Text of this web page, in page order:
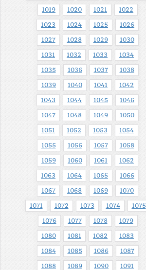
1019 1020 1021 1022
1023 1024 1025 1026
1027 1028 1029 1030
1031 1032 1033 1034
1035 1036 1037 1038
1039 1040 1041 1042
1043 1044 1045 1046
1047 1048 1049 1050
1051 1052 1053 1054
1055 1056 1057 1058
1059 1060 1061 1062
1063 1064 1065 1066
1067 1068 1069 1070
1071 1072 1073 1074 1075
1076 1077 1078 1079
1080 1081 1082 1083
1084 1085 1086 1087
1088 1089 1090 1091